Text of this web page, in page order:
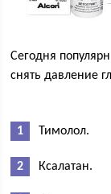
Сегодня
снять давление
Тимолол.
Ксалатан.